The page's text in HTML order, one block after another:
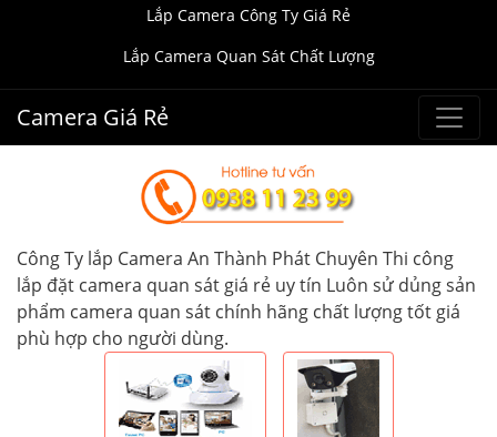
Lắp Camera Công Ty Giá Rẻ
Lắp Camera Quan Sát Chất Lượng
Camera Giá Rẻ
Công Ty lắp Camera An Thành Phát Chuyên Thi công
lắp đặt camera quan sát giá rẻ uy tín Luôn sử dủng sản
phẩm camera quan sát chính hãng chất lượng tốt giá
phù hợp cho người dùng.